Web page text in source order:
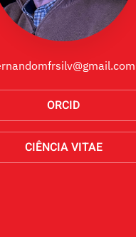
ORCID
CIÊNCIA VITAE